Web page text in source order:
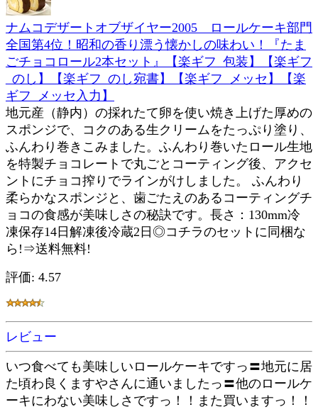
ナムコデザートオブザイヤー2005 ロールケーキ部門
全国第4位！昭和の香り漂う懐かしの味わい！『たま
ごチョコロール2本セット』【楽ギフ_包装】【楽ギフ
_のし】【楽ギフ_のし宛書】【楽ギフ_メッセ】【楽
ギフ_メッセ入力】
地元産（静内）の採れたて卵を使い焼き上げた厚めの
スポンジで、コクのある生クリームをたっぷり塗り、
ふんわり巻きこみました。ふんわり巻いたロール生地
を特製チョコレートで丸ごとコーティング後、アクセ
ントにチョコ搾りでラインがけしました。 ふんわり
柔らかなスポンジと、歯ごたえのあるコーティングチ
ョコの食感が美味しさの秘訣です。長さ：130mm冷
凍保存14日解凍後冷蔵2日◎コチラのセットに同梱な
ら!⇒送料無料!
評価: 4.57
レビュー
いつ食べても美味しいロールケーキですっ〓地元に居
た頃わ良くますやさんに通いましたっ〓他のロールケ
ーキにわない美味しさですっ！！また買いますっ！！